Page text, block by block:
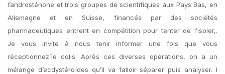
l’androsténone et trois groupes de scientifiques aux Pays Bas, en
Allemagne et en Suisse, financés par des sociétés
pharmaceutiques entrent en compétition pour tenter de l’isoler,.
Je vous invite à nous tenir informer une fois que vous
réceptionnez´le colis. Après ces diverses opérations, on a un
mélange d’ecdystéroïdes qu’il va falloir séparer puis analyser. I